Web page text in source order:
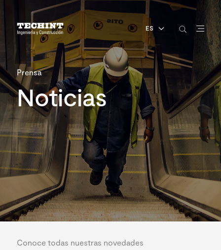
ES
Prensa
Noticias
Conoce todas nuestras novedades